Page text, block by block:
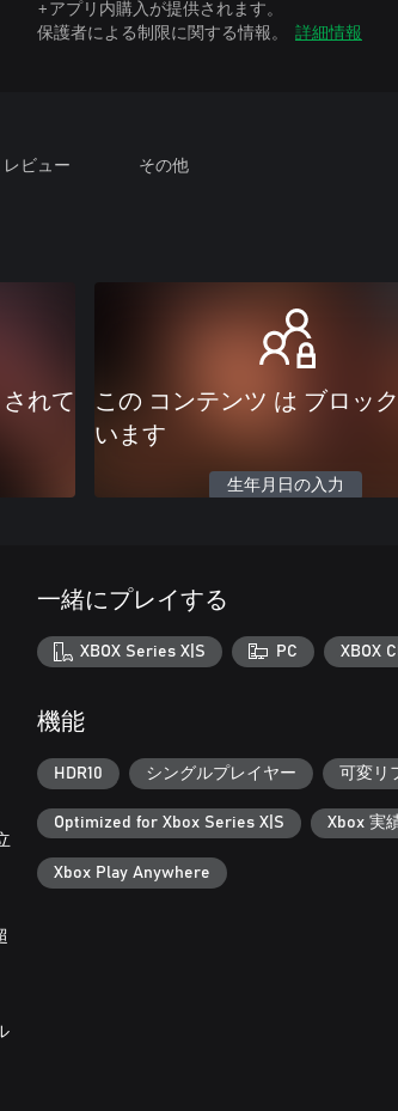
+アプリ内購入が提供されます。
保護者による制限に関する情報。
詳細情報
レビュー その他
れて
この コンテンツ は ブロッ
います
生年月日の入力
一緒にプレイする
XBOX Series X|S PC XBOX
機能
HDR10 シングルプレイヤー 可変リ
Optimized for Xbox Series X|S Xbox 実
Xbox Play Anywhere